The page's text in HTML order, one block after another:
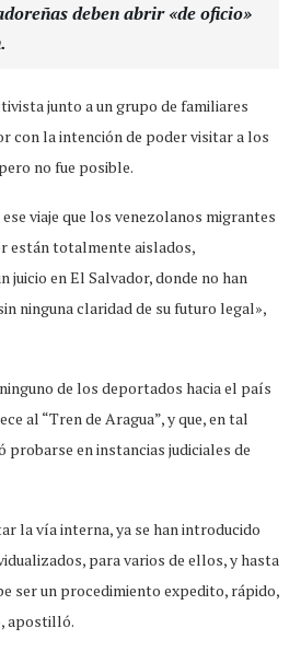
deben abrir «de oficio»
junto a un grupo de familiares
con la intención de poder visitar a los
no fue posible.
viaje que los venezolanos migrantes
están totalmente aislados,
juicio en El Salvador, donde no han
ninguna claridad de su futuro legal»,
de los deportados hacia el país
al “Tren de Aragua”, y que, en tal
probarse en instancias judiciales de
la vía interna, ya se han introducido
para varios de ellos, y hasta
ser un procedimiento expedito, rápido,
apostilló.